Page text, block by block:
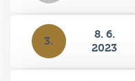
3.
8. 6.
2023